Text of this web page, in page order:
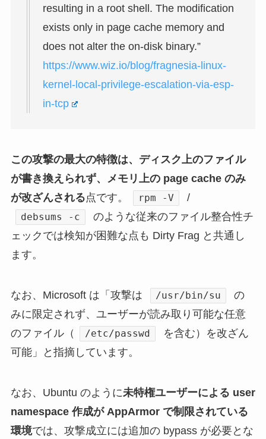
resulting in a root shell. The modification
exists only in page cache memory and
does not alter the on-disk binary.”
https://www.wiz.io/blog/fragnesia-linux-
kernel-local-privilege-escalation-via-esp-
in-tcp
この攻撃の最大の特徴は、ディスク上のファイル
が書き換えられず、メモリ上の page cache のみ
が改ざんされる点です。 rpm -V /
debsums -c
のような従来のファイル整合性チ
ェックでは検知が困難な点も Dirty Frag と共通し
ます。
なお、Microsoft は「攻撃は /usr/bin/su
の
みに限定されず、ユーザーが読み取り可能な任意
のファイル（
/etc/passwd
を含む）を改ざん
可能」と指摘しています。
なお、Ubuntu のように未特権ユーザーによる user
namespace 作成が AppArmor で制限されている
環境では、攻撃成立には追加の bypass が必要とな